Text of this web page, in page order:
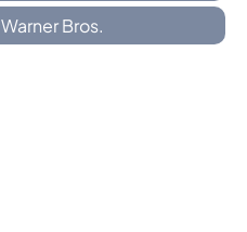
Warner Bros.